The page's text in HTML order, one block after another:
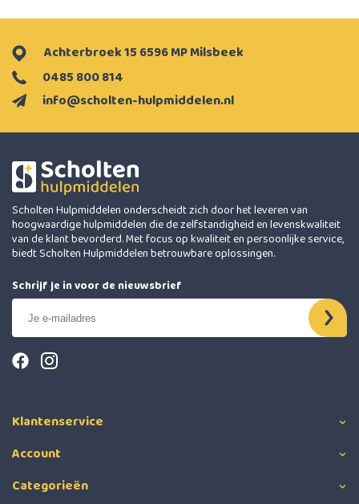
info@scholten-hulpmiddelen.nl
0485 800 814
Achterbroek 15 6596 MP Milsbeek
Scholten Hulpmiddelen onderscheidt zich door het leveren van
hoogwaardige hulpmiddelen die de zelfstandigheid en levenskwaliteit
van de klant bevorderd. Met focus op kwaliteit en persoonlijke service,
biedt Scholten Hulpmiddelen betrouwbare oplossingen.
Schrijf je in voor de nieuwsbrief
Klantenservice
Account
Categorieën